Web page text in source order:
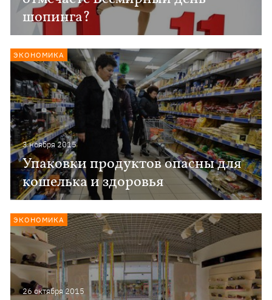
шопинга?
3 ноября 2015
Упаковки продуктов опасны для
кошелька и здоровья
ЭКОНОМИКА
26 октября 2015
ЭКОНОМИКА